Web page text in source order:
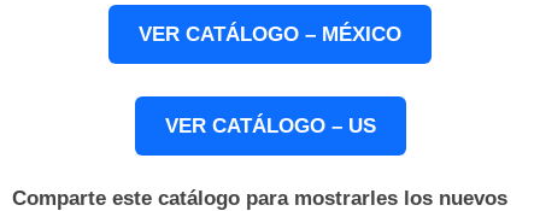
VER CATÁLOGO – MÉXICO
VER CATÁLOGO – US
Comparte este catálogo para mostrarles los nuevos